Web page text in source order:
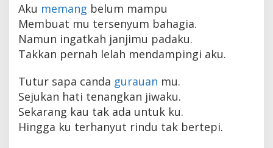
Aku memang belum mampu
Membuat mu tersenyum bahagia.
Namun ingatkah janjimu padaku.
Takkan pernah lelah mendampingi aku.
Tutur sapa canda gurauan mu.
Sejukan hati tenangkan jiwaku.
Sekarang kau tak ada untuk ku.
Hingga ku terhanyut rindu tak bertepi.